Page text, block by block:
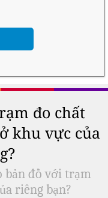
đo chất
khu vực của
bản đồ với trạm
riêng bạn?